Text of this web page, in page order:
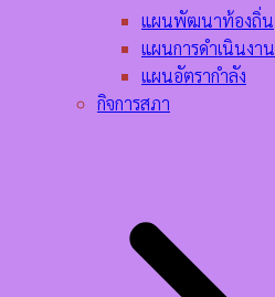
แผนพัฒนาท้องถิ่น
แผนการดำเนินงาน
แผนอัตรากำลัง
กิจการสภา